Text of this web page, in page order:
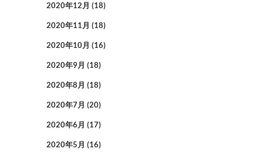
2020年12月 (18)
2020年11月 (18)
2020年10月 (16)
2020年9月 (18)
2020年8月 (18)
2020年7月 (20)
2020年6月 (17)
2020年5月 (16)